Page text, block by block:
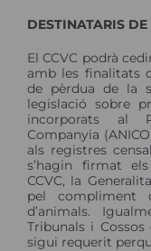
DESTINATARIS
El CCVC podrà
amb les finalitats
de pèrdua de la
legislació sobre
incorporats al
Companyia
als registres
s’hagin firmat
CCVC, la
pel compliment
d’animals.
Tribunals i
sigui requerit